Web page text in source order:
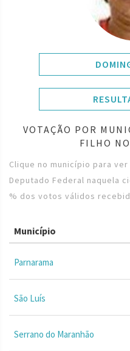
VOTAÇÃO POR
FILHO
Clique no município para
Deputado Federal naquela
% dos votos válidos
Município
Parnarama
São Luís
Serrano do Maranhão